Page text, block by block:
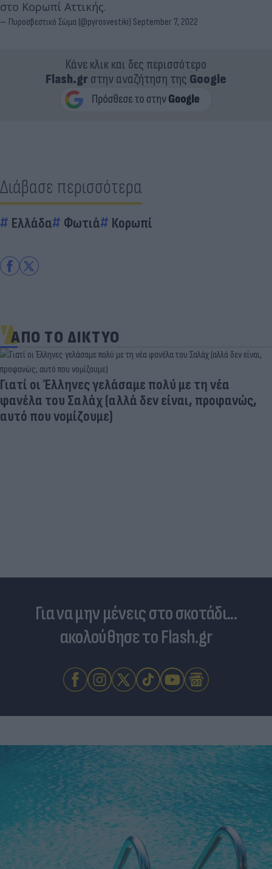
στο Κορωπί Αττικής.
— Πυροσβεστικό Σώμα (@pyrosvestiki) September 7, 2022
Κάνε κλικ και δες περισσότερο
Flash.grστην αναζήτηση της Google
Διάβασε περισσότερα
Ελλάδα Φωτιά Κορωπί
ΑΠΟ ΤΟ ΔΙΚΤΥΟ
Για να μην μένεις στο σκοτάδι...
ακολούθησε το Flash.gr